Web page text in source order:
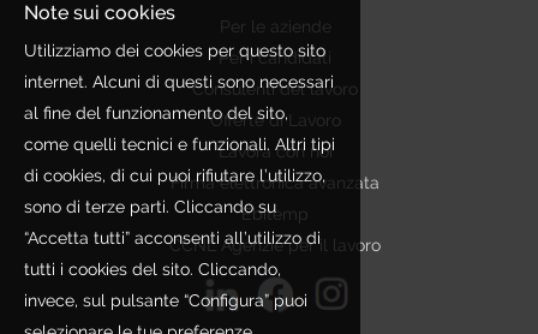
Per le aziende
Per i candidati
Consulenti del lavoro
Offerte di Lavoro
Lavora con noi
Firma elettronica avanzata
Ebitemp
CCNL Agenzie per il lavoro
Note sui cookies
Utilizziamo dei cookies per questo sito
internet. Alcuni di questi sono necessari
al fine del funzionamento del sito,
come quelli tecnici e funzionali. Altri tipi
di cookies, di cui puoi rifiutare l’utilizzo,
sono di terze parti. Cliccando su
“Accetta tutti” acconsenti all’utilizzo di
tutti i cookies del sito. Cliccando,
invece, sul pulsante “Configura” puoi